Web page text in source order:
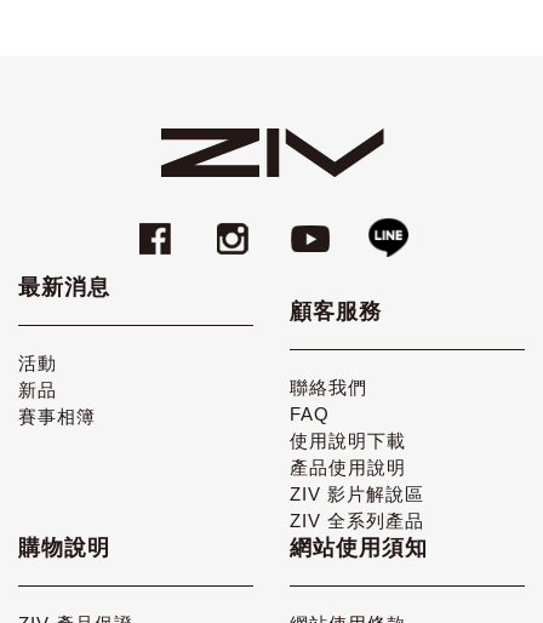
最新消息
活動
新品
賽事相簿
顧客服務
聯絡我們
FAQ
使用說明下載
產品使用說明
ZIV 影片解說區
ZIV 全系列產品
購物說明 網站使用須知